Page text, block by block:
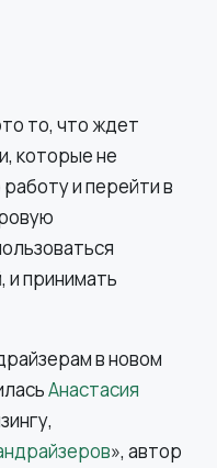
то, что ждет
которые не
и перейти в
и принимать
в новом
Анастасия
», автор